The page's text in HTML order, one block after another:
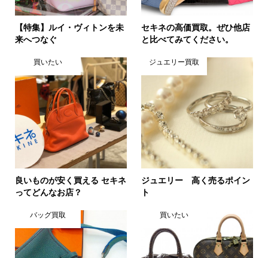
【特集】ルイ・ヴィトンを未
来へつなぐ
セキネの高価買取。ぜひ他店
と比べてみてください。
買いたい
良いものが安く買える セキネ
ってどんなお店？
ジュエリー買取
ジュエリー 高く売るポイン
ト
バッグ買取 買いたい